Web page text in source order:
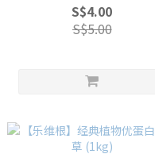
S$4.00
S$5.00